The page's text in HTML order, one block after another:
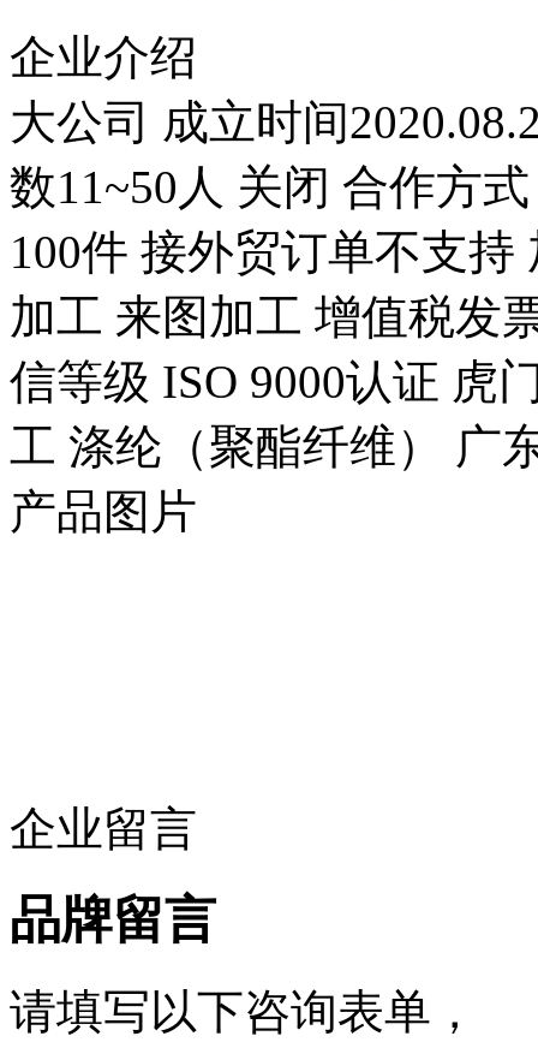
企业介绍
大公司 成立时间
数11~50人 关闭 合作方
100件 接外贸订单不支
加工 来图加工 增值税发
信等级 ISO 9000认证 虎
工 涤纶（聚酯纤维） 广
产品图片
企业留言
品牌留言
请填写以下咨询表单，